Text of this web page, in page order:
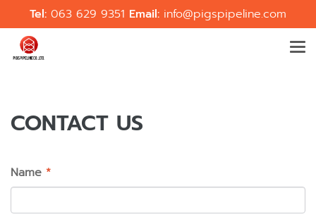
Tel: 063 629 9351 Email: info@pigspipeline.com
CONTACT US
Name *